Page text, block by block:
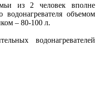
из 2 человек вполне
водонагревателя объемом
– 80-100 л.
водонагревателей